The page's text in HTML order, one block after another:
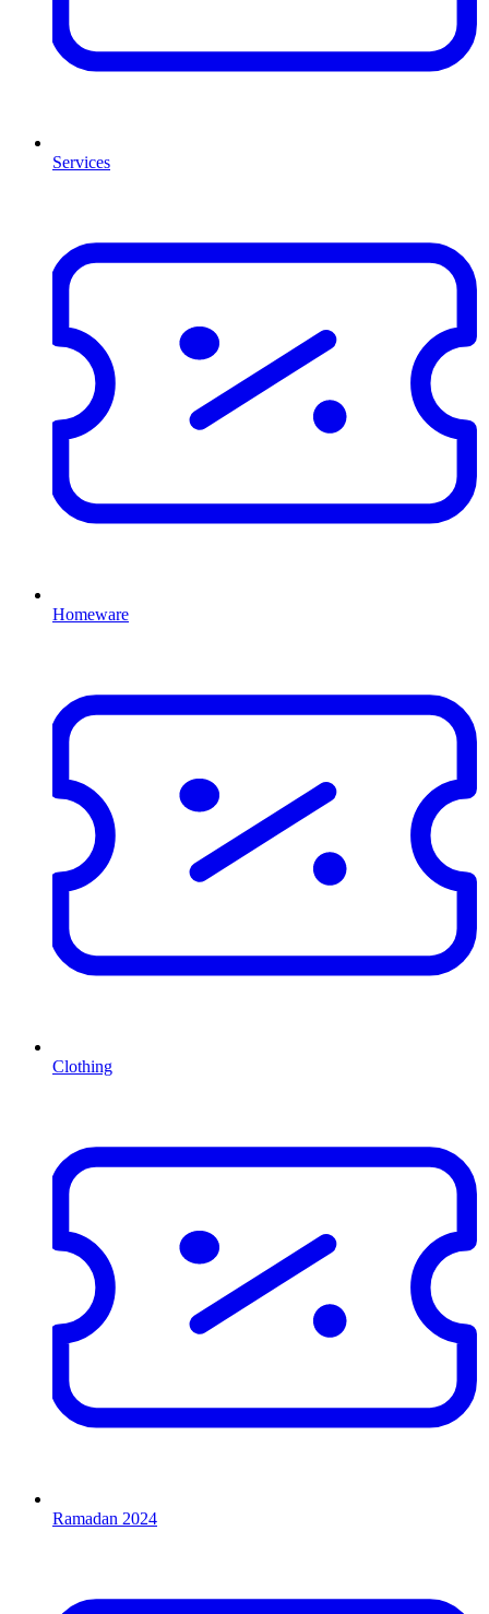
Services
Homeware
Clothing
Ramadan 2024